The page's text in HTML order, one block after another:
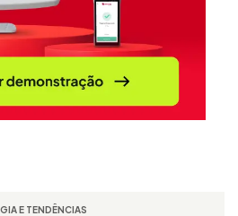
E TENDÊNCIAS